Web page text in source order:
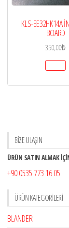
KLS-EE32HK14A
BOARD
350,00₺
BİZE ULAŞIN
ÜRÜN SATIN ALMAK
+90 0535 773 16 05
ÜRÜN KATEGORILERI
BLANDER